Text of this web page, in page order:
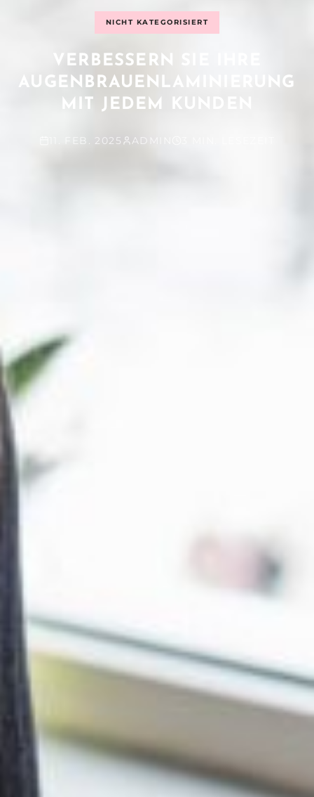
NICHT KATEGORISIERT
VERBESSERN SIE IHRE
AUGENBRAUENLAMINIERUNG
MIT JEDEM KUNDEN
11. FEB. 2025 ADMIN